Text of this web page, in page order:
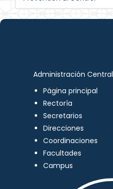
Administración Central
Página principal
Rectoría
Secretarios
Direcciones
Coordinaciones
Facultades
Campus